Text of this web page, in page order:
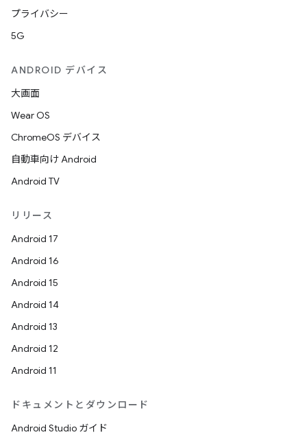
プライバシー
5G
ANDROID デバイス
大画面
Wear OS
ChromeOS デバイス
自動車向け Android
Android TV
リリース
Android 17
Android 16
Android 15
Android 14
Android 13
Android 12
Android 11
ドキュメントとダウンロード
Android Studio ガイド